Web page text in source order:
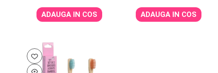
ADAUGA IN COS ADAUGA IN COS